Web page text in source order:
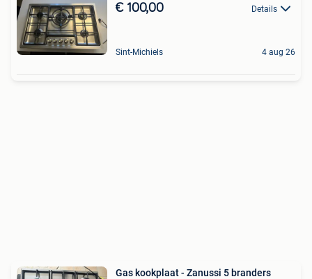
€ 100,00 Details
Sint-Michiels 4 aug 26
Gas kookplaat - Zanussi 5 branders